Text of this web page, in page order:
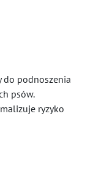
do podnoszenia
psów.
ryzyko